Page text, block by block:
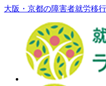
大阪・京都の障害者就労移